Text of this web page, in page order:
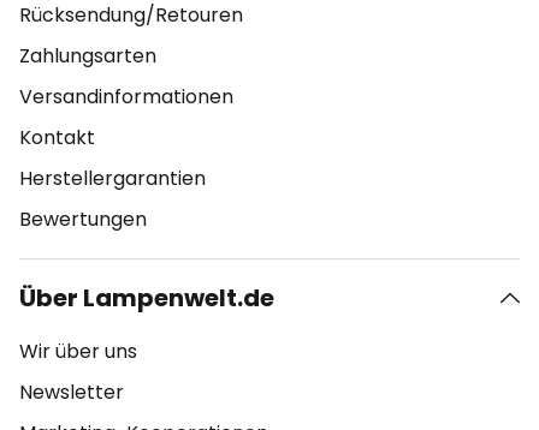
Rücksendung/Retouren
Zahlungsarten
Versandinformationen
Kontakt
Herstellergarantien
Bewertungen
Über Lampenwelt.de
Wir über uns
Newsletter